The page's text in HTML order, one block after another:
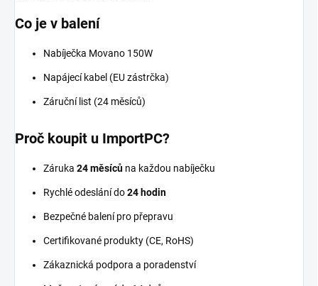
Co je v balení
Nabíječka Movano 150W
Napájecí kabel (EU zástrčka)
Záruční list (24 měsíců)
Proč koupit u ImportPC?
Záruka 24 měsíců na každou nabíječku
Rychlé odeslání do24 hodin
Bezpečné balení pro přepravu
Certifikované produkty (CE, RoHS)
Zákaznická podpora a poradenství